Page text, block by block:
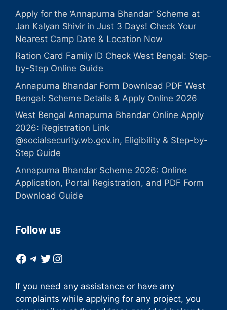
Apply for the ‘Annapurna Bhandar’ Scheme at
Jan Kalyan Shivir in Just 3 Days! Check Your
Nearest Camp Date & Location Now
Ration Card Family ID Check West Bengal: Step-
by-Step Online Guide
Annapurna Bhandar Form Download PDF West
Bengal: Scheme Details & Apply Online 2026
West Bengal Annapurna Bhandar Online Apply
2026: Registration Link
@socialsecurity.wb.gov.in, Eligibility & Step-by-
Step Guide
Annapurna Bhandar Scheme 2026: Online
Application, Portal Registration, and PDF Form
Download Guide
Follow us
Facebook
Telegram
Twitter
Instagram
If you need any assistance or have any
complaints while applying for any project, you